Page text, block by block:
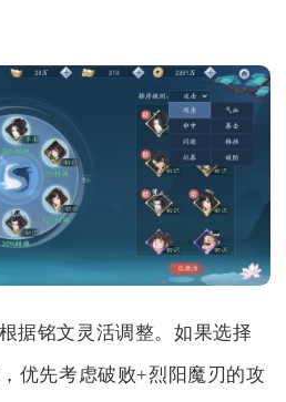
据铭文灵活调整。如果选择
优先考虑破败+烈阳魔刃的攻